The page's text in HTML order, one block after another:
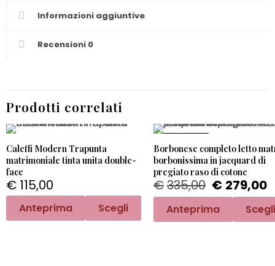
Informazioni aggiuntive
Recensioni 0
Prodotti correlati
Caleffi Modern Trapunta
matrimoniale tinta unita double-
face
€ 115,00
Anteprima Scegli
Borbonese completo letto
borbonissima in jacquard di
pregiato raso di cotone
€335,00 € 279,00
Anteprima Scegli